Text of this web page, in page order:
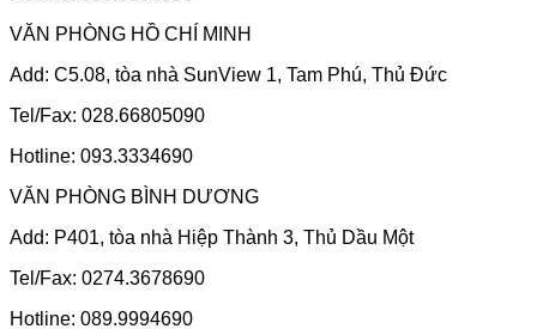
VĂN PHÒNG HỒ CHÍ MINH
Add: C5.08, tòa nhà SunView 1, Tam Phú, Thủ Đức
Tel/Fax: 028.66805090
Hotline: 093.3334690
VĂN PHÒNG BÌNH DƯƠNG
Add: P401, tòa nhà Hiệp Thành 3, Thủ Dầu Một
Tel/Fax: 0274.3678690
Hotline: 089.9994690